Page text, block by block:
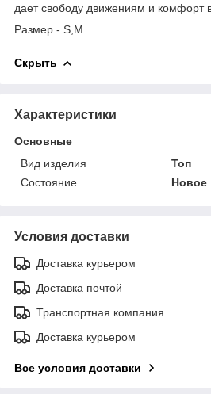
дает свободу движениям и комфорт
Размер - S,M
Скрыть
Характеристики
Основные
Вид изделия
Топ
Состояние
Новое
Условия доставки
Доставка курьером
Доставка почтой
Транспортная компания
Доставка курьером
Все условия доставки